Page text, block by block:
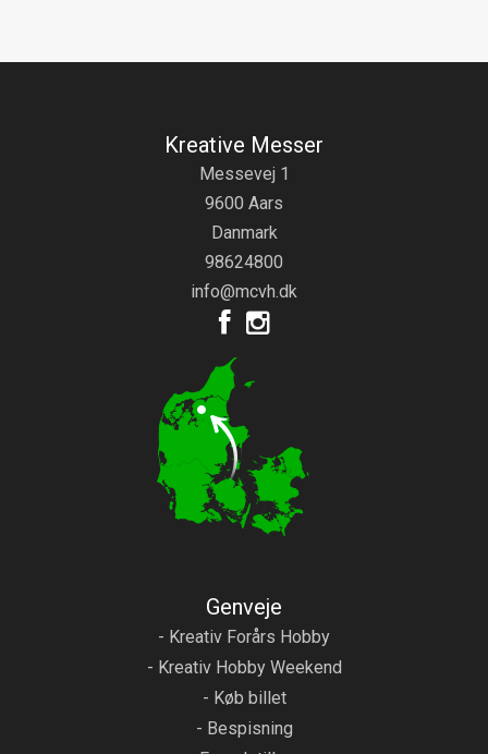
Kreative Messer
Messevej 1
9600 Aars
Danmark
98624800
info@mcvh.dk
Genveje
- Kreativ Forårs Hobby
- Kreativ Hobby Weekend
- Køb billet
- Bespisning